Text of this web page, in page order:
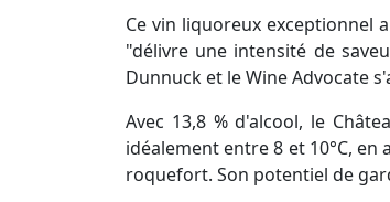
Ce vin liquoreux exceptionnel
"délivre une intensité de
Dunnuck et le Wine Advocate
Avec 13,8 % d'alcool, le
idéalement entre 8 et 10°C,
roquefort. Son potentiel de